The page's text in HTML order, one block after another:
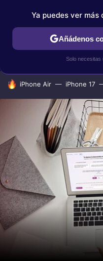
IPHONE TUTORIALES
HOY SE HABLA DE
iPhone Air iPhone 17
Ya puedes ver más
Añádenos
Solo necesitas